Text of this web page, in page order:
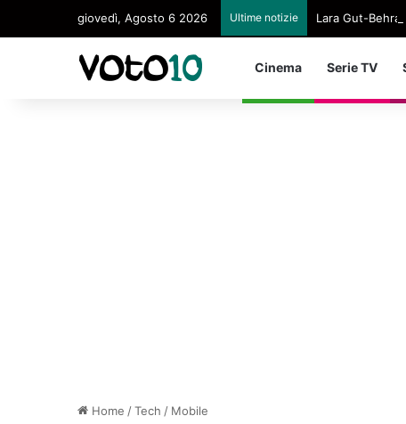
giovedì, Agosto 6 2026 Ultime notizie Lara Gut-
Cinema Serie TV
Home /Tech / Mobile